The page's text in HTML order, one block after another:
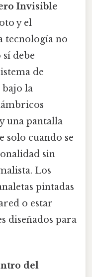
Invisible
y el
tecnología no
debe
de
la
una pantalla
solo cuando se
sin
Los
pintadas
o estar
diseñados para
del